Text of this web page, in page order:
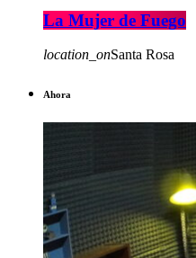
La Mujer de Fuego
location_onSanta Rosa
Ahora